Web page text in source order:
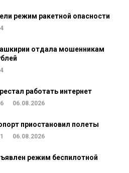
режим ракетной опасности
отдала мошенникам
работать интернет
06.08.2026
приостановил полеты
06.08.2026
режим беспилотной